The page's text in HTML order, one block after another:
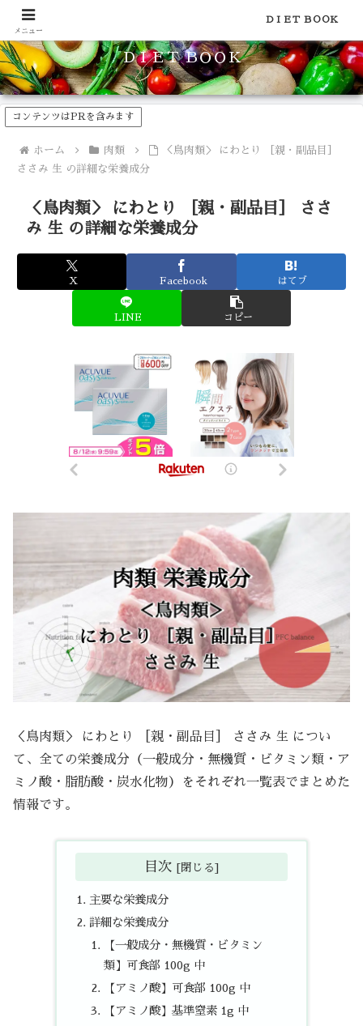
食品のカロリーや糖質などの栄養素がわかる！健康やダイエットに
ＤＩＥＴ ＢＯＯＫ
コンテンツはPRを含みます
ホーム 肉類
＜鳥肉類＞ にわとり ［親・副品目］
ささみ 生 の詳細な栄養成分
＜鳥肉類＞ にわとり ［親・副品目］ ささ
み 生 の詳細な栄養成分
X Facebook はてブ
LINE コピー
＜鳥肉類＞ にわとり ［親・副品目］ ささみ 生 につい
て、全ての栄養成分（一般成分・無機質・ビタミン類・ア
ミノ酸・脂肪酸・炭水化物）をそれぞれ一覧表でまとめた
情報です。
目次
主要な栄養成分
詳細な栄養成分
【一般成分・無機質・ビタミン
類】可食部 100g 中
【アミノ酸】可食部 100g 中
【アミノ酸】基準窒素 1g 中
メニュー
ＤＩＥＴ ＢＯＯＫ